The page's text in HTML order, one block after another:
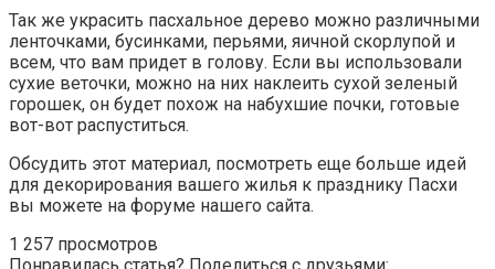
Так же украсить пасхальное дерево можно различными
ленточками, бусинками, перьями, яичной скорлупой и
всем, что вам придет в голову. Если вы использовали
сухие веточки, можно на них наклеить сухой зеленый
горошек, он будет похож на набухшие почки, готовые
вот-вот распуститься.
Обсудить этот материал, посмотреть еще больше идей
для декорирования вашего жилья к празднику Пасхи
вы можете на форуме нашего сайта.
1 257 просмотров